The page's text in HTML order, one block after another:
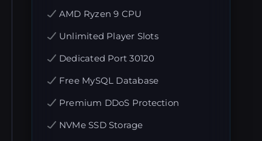
AMD Ryzen 9 CPU
Unlimited Player Slots
Dedicated Port 30120
Free MySQL Database
Premium DDoS Protection
NVMe SSD Storage